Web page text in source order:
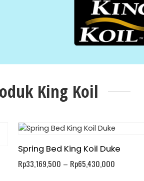
King Koil
Spring Bed King Koil Duke
Rp33,169,500 – Rp65,430,000